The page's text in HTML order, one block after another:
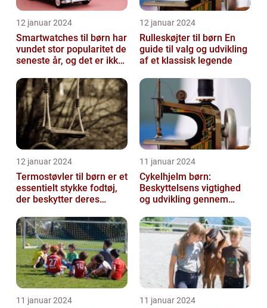
12 januar 2024
Smartwatches til børn har
vundet stor popularitet de
seneste år, og det er ikke
12 januar 2024
Rulleskøjter til børn En
guide til valg og udvikling
af et klassisk legende
12 januar 2024
Termostøvler til børn er et
essentielt stykke fodtøj,
der beskytter deres
fugti...
11 januar 2024
Cykelhjelm børn:
Beskyttelsens vigtighed
og udvikling gennem
11 januar 2024 11 januar 2024